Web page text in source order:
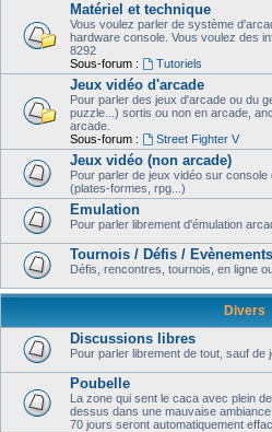
Matériel et technique
Vous voulez parler de système
hardware console. Vous voulez des
8292
Sous-forum :
Tutoriels
Jeux vidéo d'arcade
Pour parler des jeux d'arcade ou du
puzzle...) sortis ou non en arcade,
arcade.
Sous-forum :
Street Fighter V
Jeux vidéo (non arcade)
Pour parler de jeux vidéo sur
(plates-formes, rpg...)
Emulation
Pour parler librement d'émulation
Tournois / Défis / Evènements
Défis, rencontres, tournois, en ligne
Divers
Discussions libres
Pour parler librement de tout, sauf de
Poubelle
La zone qui sent le caca avec plein
dessus dans une mauvaise
70 jours seront automatiquement